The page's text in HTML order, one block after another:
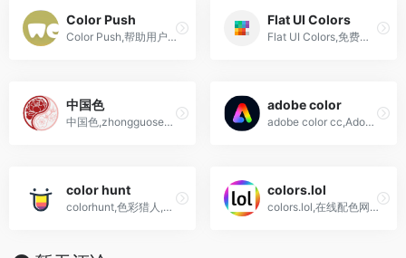
Color Push
Color Push,帮助用户快速生成色彩搭配方案的在线设计工具
Flat UI Colors
Flat UI Colors,免费高颜值的扁平化设计调色板,色卡网站
中国色
中国色,zhongguose色卡,传统配色网站
adobe color
adobe color cc,Adobe超强配色网站,从此配色不用愁！
color hunt
colorhunt,色彩猎人,在线设计配色工具
colors.lol
colors.lol,在线配色网站,色卡表,调色表